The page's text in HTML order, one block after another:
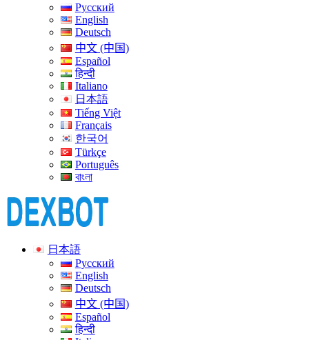
Русский
English
Deutsch
中文 (中国)
Español
हिन्दी
Italiano
日本語
Tiếng Việt
Français
한국어
Türkçe
Português
বাংলা
日本語
Русский
English
Deutsch
中文 (中国)
Español
हिन्दी